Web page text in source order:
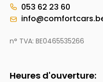
053 62 23 60
n° TVA: BE0465535266
Heures d'ouverture: